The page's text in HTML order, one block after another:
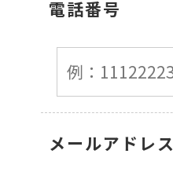
電話番号
メールアドレス